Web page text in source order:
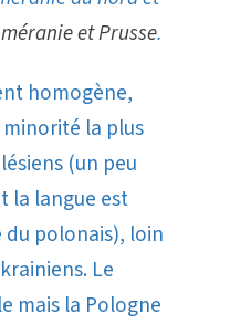
et Prusse.
homogène,
minorité la plus
(un peu
la langue est
polonais), loin
Le
mais la Pologne